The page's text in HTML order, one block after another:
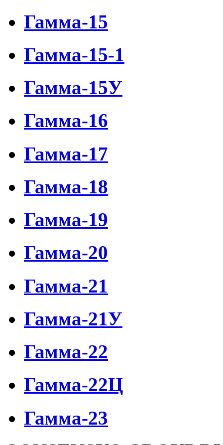
Гамма-15
Гамма-15-1
Гамма-15У
Гамма-16
Гамма-17
Гамма-18
Гамма-19
Гамма-20
Гамма-21
Гамма-21У
Гамма-22
Гамма-22Ц
Гамма-23